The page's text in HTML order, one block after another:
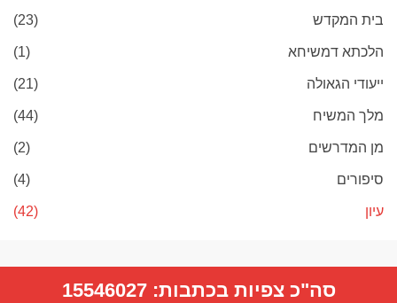
בית המקדש (23)
הלכתא דמשיחא (1)
ייעודי הגאולה (21)
מלך המשיח (44)
מן המדרשים (2)
סיפורים (4)
עיון (42)
סה"כ צפיות בכתבות:15546027